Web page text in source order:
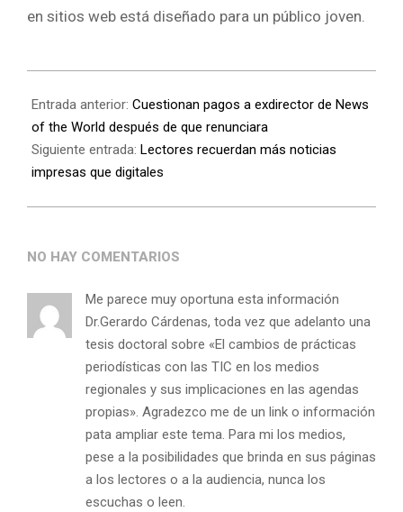
en sitios web está diseñado para un público joven.
Entrada anterior: Cuestionan pagos a exdirector de News
of the World después de que renunciara
Siguiente entrada: Lectores recuerdan más noticias
impresas que digitales
NO HAY COMENTARIOS
Me parece muy oportuna esta información
Dr.Gerardo Cárdenas, toda vez que adelanto una
tesis doctoral sobre «El cambios de prácticas
periodísticas con las TIC en los medios
regionales y sus implicaciones en las agendas
propias». Agradezco me de un link o información
pata ampliar este tema. Para mi los medios,
pese a la posibilidades que brinda en sus páginas
a los lectores o a la audiencia, nunca los
escuchas o leen.